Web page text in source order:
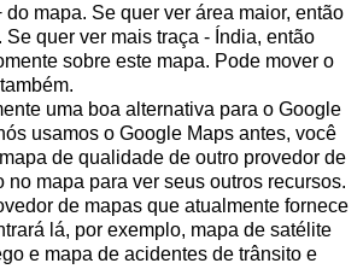
do mapa. Se quer ver área maior, então
Se quer ver mais traça - Índia, então
sobre este mapa. Pode mover o
uma boa alternativa para o Google
usamos o Google Maps antes, você
de qualidade de outro provedor de
no mapa para ver seus outros recursos.
de mapas que atualmente fornece
lá, por exemplo, mapa de satélite
e mapa de acidentes de trânsito e